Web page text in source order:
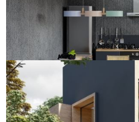
Mieszkania